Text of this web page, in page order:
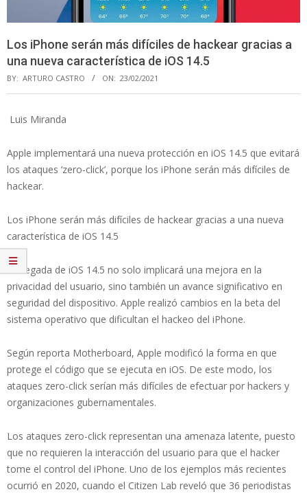
Los iPhone serán más difíciles de hackear gracias a
una nueva característica de iOS 14.5
BY: ARTURO CASTRO ON: 23/02/2021
Luis Miranda
Apple implementará una nueva protección en iOS 14.5 que evitará
los ataques ‘zero-click’, porque los iPhone serán más difíciles de
hackear.
Los iPhone serán más difíciles de hackear gracias a una nueva
característica de iOS 14.5
La llegada de iOS 14.5 no solo implicará una mejora en la
privacidad del usuario, sino también un avance significativo en
seguridad del dispositivo. Apple realizó cambios en la beta del
sistema operativo que dificultan el hackeo del iPhone.
Según reporta Motherboard, Apple modificó la forma en que
protege el código que se ejecuta en iOS. De este modo, los
ataques zero-click serían más difíciles de efectuar por hackers y
organizaciones gubernamentales.
Los ataques zero-click representan una amenaza latente, puesto
que no requieren la interacción del usuario para que el hacker
tome el control del iPhone. Uno de los ejemplos más recientes
ocurrió en 2020, cuando el Citizen Lab reveló que 36 periodistas